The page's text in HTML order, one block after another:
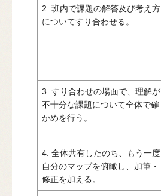
2. 班内で課題の解答及び考え方
についてすり合わせる。
3. すり合わせの場面で、理解が
不十分な課題について全体で確
かめを行う。
4. 全体共有したのち、もう一度
自分のマップを俯瞰し、加筆・
修正を加える。